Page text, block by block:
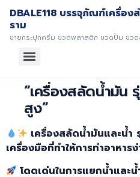
DBALE118 บรรจุภัณฑ์เครื่อ
ราม
ขายกระปุกครีม ขวดพลาสติก ขวดปั้ม ขว
“เครื่องสลัดน้ำมัน
สูง”
เครื่องสลัดน้ำมันและน้ำ
เครื่องมือที่ทำให้การทำอาหาร
โดดเด่นในการแยกน้ำและ